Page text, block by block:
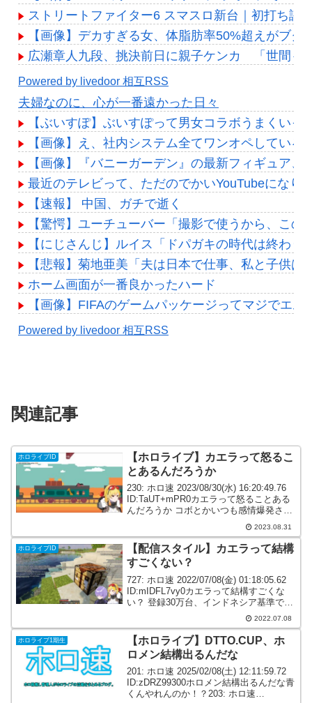
ストリートファイター6 スマスロ新台｜初打ち評
【画像】デカすぎる女、体脂肪率50%超えがブク
広瀬章人九段、挑決前日に親子ケンカ 「世間も
Powered by livedoor 相互RSS
夫婦なのに、心が一番遠かった日々
【ぶいすぽ】ぶいすぽって男女コラボうまくいっ
【画像】え、社内システム全てワンオペしてい
【画像】『バニーガーデン』の最新フィギュア
最近のテレビって、ただのでかいYouTubeになり
【速報】 中国、ガチで逝く
【驚愕】ユーチューバー「撮影で使うから、こ
【にじさんじ】ルイス「ドパガキの時代は終わ
【悲報】菊地亜美「夫は日本で仕事、私と子供
ホーム画面が一番良かったハード
【画像】FIFAのゲームパッケージってマジでエ
Powered by livedoor 相互RSS
関連記事
ホロライブID
【ホロライブ】カエラって怒るこ
とあるんだろうか
230: ホロ速 2023/08/30(水) 16:20:49.76
ID:TaUT+mPR0カエラって怒ることある
んだろうか コボとかいつも感情爆発させ
てるけどカエラがそんな調子で喋ってる
の見たことない気がする233: ホロ速
2023/...
2023.08.31
ホロライブID
【配信スタイル】カエラって結構
すごくない？
727: ホロ速 2022/07/08(金) 01:18:05.62
ID:mIDFL7vy0カエラって結構すごくな
い？ 登録30万台、インドネシア基準で安
定して3000.4000出すんだけど やっぱ配
信マシーンってアドになるんかね728:...
2022.07.08
ホロライブ1期生
【ホロライブ】DTTO.CUP、ホ
ロメン結構出るんだな
201: ホロ速 2025/02/08(土) 12:11:59.72
ID:zDRZ99300ホロメン結構出るんだな青
くんやれんのか！？203: ホロ速